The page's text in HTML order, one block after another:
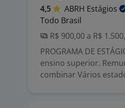
4,5 ABRH Estágios
Todo Brasil
R$ 900,00 a R$
PROGRAMA DE
ensino superior.
combinar Vários